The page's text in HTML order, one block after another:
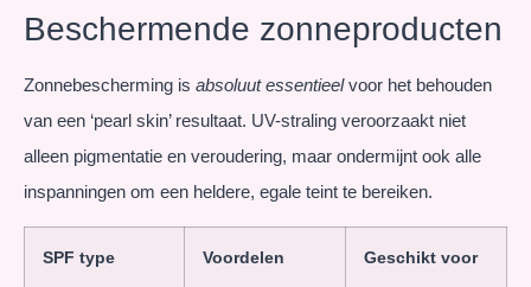
Beschermende zonneproducten
Zonnebescherming is absoluut essentieelvoor het behouden
van een ‘pearl skin’ resultaat. UV-straling veroorzaakt niet
alleen pigmentatie en veroudering, maar ondermijnt ook alle
inspanningen om een heldere, egale teint te bereiken.
SPF type Voordelen Geschikt voor